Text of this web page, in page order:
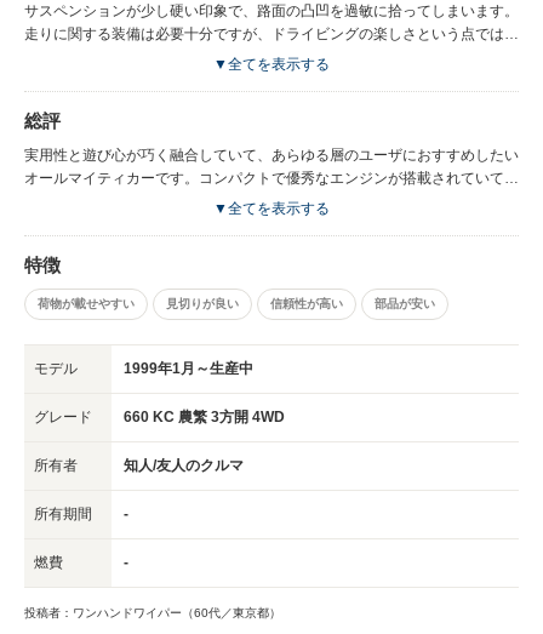
サスペンションが少し硬い印象で、路面の凸凹を過敏に拾ってしまいます。
走りに関する装備は必要十分ですが、ドライビングの楽しさという点では何
▼全てを表示する
総評
実用性と遊び心が巧く融合していて、あらゆる層のユーザにおすすめしたい
オールマイティカーです。コンパクトで優秀なエンジンが搭載されていて、
レベルの高い車に仕上げてあります。▼全てを表示する
特徴
荷物が載せやすい 見切りが良い 信頼性が高い 部品が安い
モデル 1999年1月～生産中
グレード 660 KC 農繁 3方開 4WD
所有者 知人/友人のクルマ
所有期間 -
燃費 -
投稿者：ワンハンドワイパー（60代／東京都）